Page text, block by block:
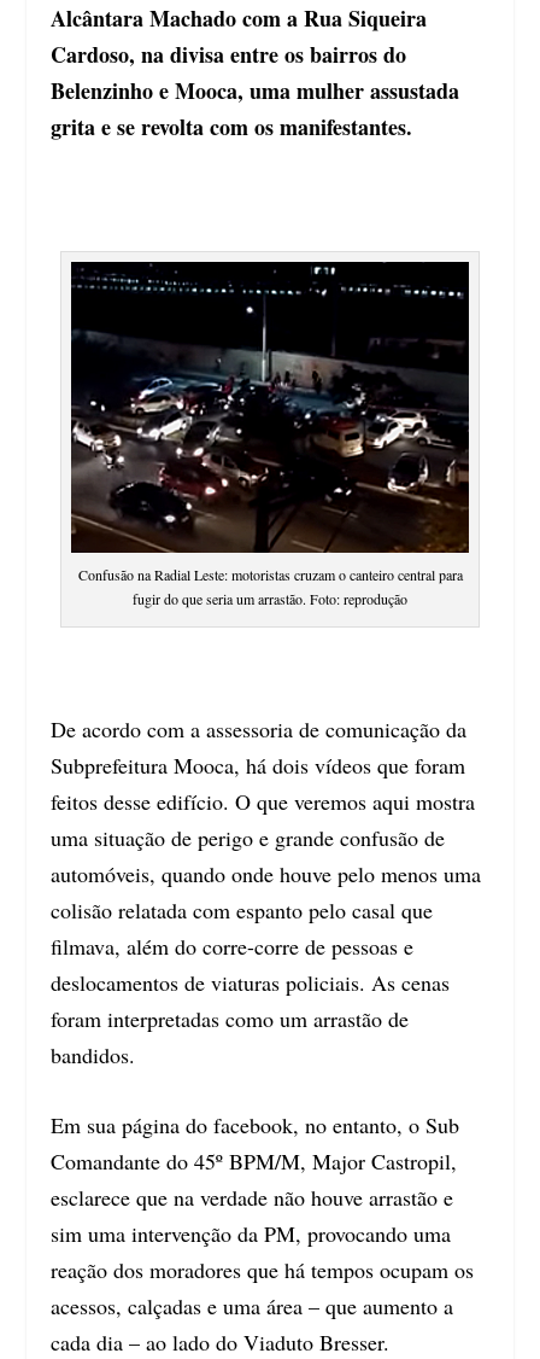
Alcântara Machado com a Rua Siqueira
Cardoso, na divisa entre os bairros do
Belenzinho e Mooca, uma mulher assustada
grita e se revolta com os manifestantes.
Confusão na Radial Leste: motoristas cruzam o canteiro central para
fugir do que seria um arrastão. Foto: reprodução
De acordo com a assessoria de comunicação da
Subprefeitura Mooca, há dois vídeos que foram
feitos desse edifício. O que veremos aqui mostra
uma situação de perigo e grande confusão de
automóveis, quando onde houve pelo menos uma
colisão relatada com espanto pelo casal que
filmava, além do corre-corre de pessoas e
deslocamentos de viaturas policiais. As cenas
foram interpretadas como um arrastão de
bandidos.
Em sua página do facebook, no entanto, o Sub
Comandante do 45º BPM/M, Major Castropil,
esclarece que na verdade não houve arrastão e
sim uma intervenção da PM, provocando uma
reação dos moradores que há tempos ocupam os
acessos, calçadas e uma área – que aumento a
cada dia – ao lado do Viaduto Bresser.